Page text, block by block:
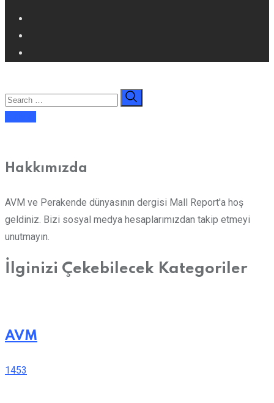
Hakkımızda
AVM ve Perakende dünyasının dergisi Mall Report'a hoş
geldiniz. Bizi sosyal medya hesaplarımızdan takip etmeyi
unutmayın.
İlginizi Çekebilecek Kategoriler
AVM
1453